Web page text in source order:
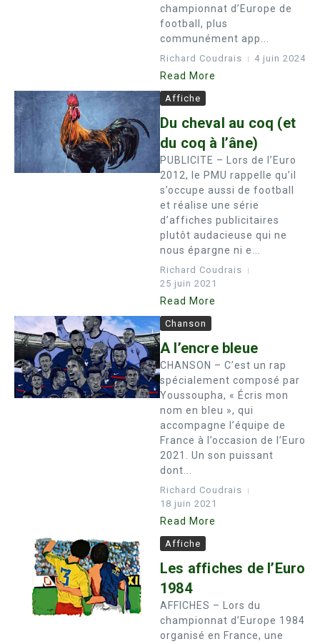
championnat d’Europe de
football, plus
communément app...
Richard Coudrais 4 juin 2024
Read More
Affiche
Du cheval au coq (et
du coq à l’âne)
PUBLICITE – Lors de l’Euro
2012, le PMU rappelle qu’il
s’occupe aussi de football
et réalise une série
d’affiches publicitaires
plutôt audacieuse qui ne
nous épargne ni e...
Richard Coudrais
25 juin 2021
Read More
Chanson
A l’encre bleue
CHANSON – C’est un rap
spécialement composé par
Youssoupha, « Écris mon
nom en bleu », qui
accompagne l’équipe de
France à l’occasion de l’Euro
2021. Un son puissant
dont...
Richard Coudrais
18 juin 2021
Read More
Affiche
Les affiches de l’Euro
1984
AFFICHES – Lors du
championnat d’Europe 1984
organisé en France, une